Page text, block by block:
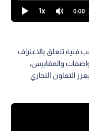
1x 0:00
فنية تتعلق بالاعتراف
والمقاييس،
التعاون التجاري